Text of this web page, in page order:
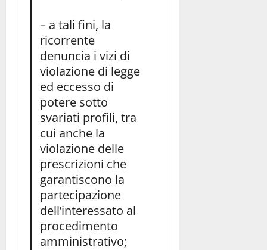
– a tali fini, la
ricorrente
denuncia i vizi di
violazione di legge
ed eccesso di
potere sotto
svariati profili, tra
cui anche la
violazione delle
prescrizioni che
garantiscono la
partecipazione
dell’interessato al
procedimento
amministrativo;